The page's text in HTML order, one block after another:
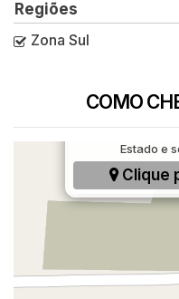
Regiões
Zona Sul
COMO
Rua Doutor
da Cidade e
Estado e
Clique